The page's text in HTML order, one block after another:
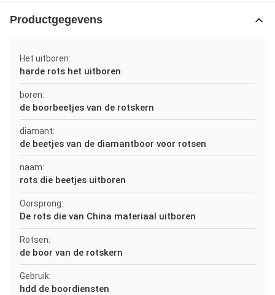
Productgegevens
Het uitboren:
harde rots het uitboren
boren:
de boorbeetjes van de rotskern
diamant:
de beetjes van de diamantboor voor rotsen
naam:
rots die beetjes uitboren
Oorsprong:
De rots die van China materiaal uitboren
Rotsen:
de boor van de rotskern
Gebruik:
hdd de boordiensten